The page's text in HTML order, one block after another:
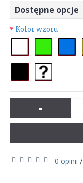
Dostępne opcje
Kolor wzoru
-
0 opinii /